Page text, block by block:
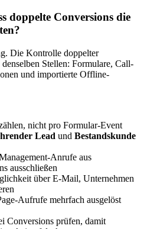
doppelte Conversions die
Die Kontrolle doppelter
Stellen: Formulare, Call-
und importierte Offline-
nicht pro Formular-Event
Lead und Bestandskunde
Anrufe aus
ausschließen
über E-Mail, Unternehmen
Aufrufe mehrfach ausgelöst
Conversions prüfen, damit